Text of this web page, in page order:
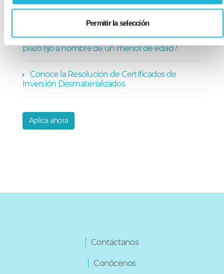
Permitir la selección
¿Cuánto ganaría en un certificado de depósito
a plazo fijo?
¿Se puede abrir un certificado de depósito a
plazo fijo a nombre de un menor de edad?
Conoce la Resolución de Certificados de
Inversión Desmaterializados
Aplica ahora
Contáctanos
Conócenos